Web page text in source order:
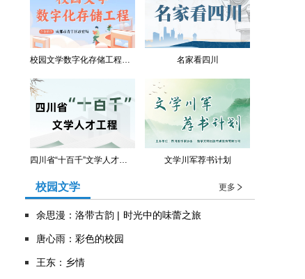
校园文学数字化存储工程（青羊区教育局） 名家看四川
四川省“十百千”文学人才工程 文学川军荐书计划
校园文学 更多
余思漫：洛带古韵 | 时光中的味蕾之旅
唐心雨：彩色的校园
王东：乡情